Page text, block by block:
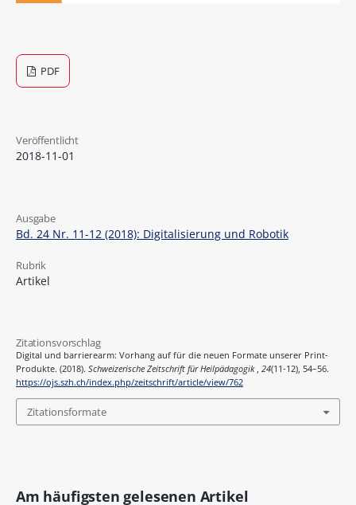
PDF
Veröffentlicht
2018-11-01
Ausgabe
Bd. 24 Nr. 11-12 (2018): Digitalisierung und Robotik
Rubrik
Artikel
Zitationsvorschlag
Digital und barrierearm: Vorhang auf für die neuen Formate unserer Print-
Produkte. (2018). Schweizerische Zeitschrift für Heilpädagogik , 24(11-12), 54–56.
https://ojs.szh.ch/index.php/zeitschrift/article/view/762
Zitationsformate
Am häufigsten gelesenen Artikel